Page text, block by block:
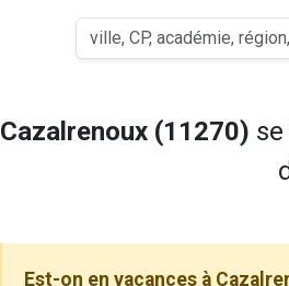
Cazalrenoux (11270)
Est-on en vacances à